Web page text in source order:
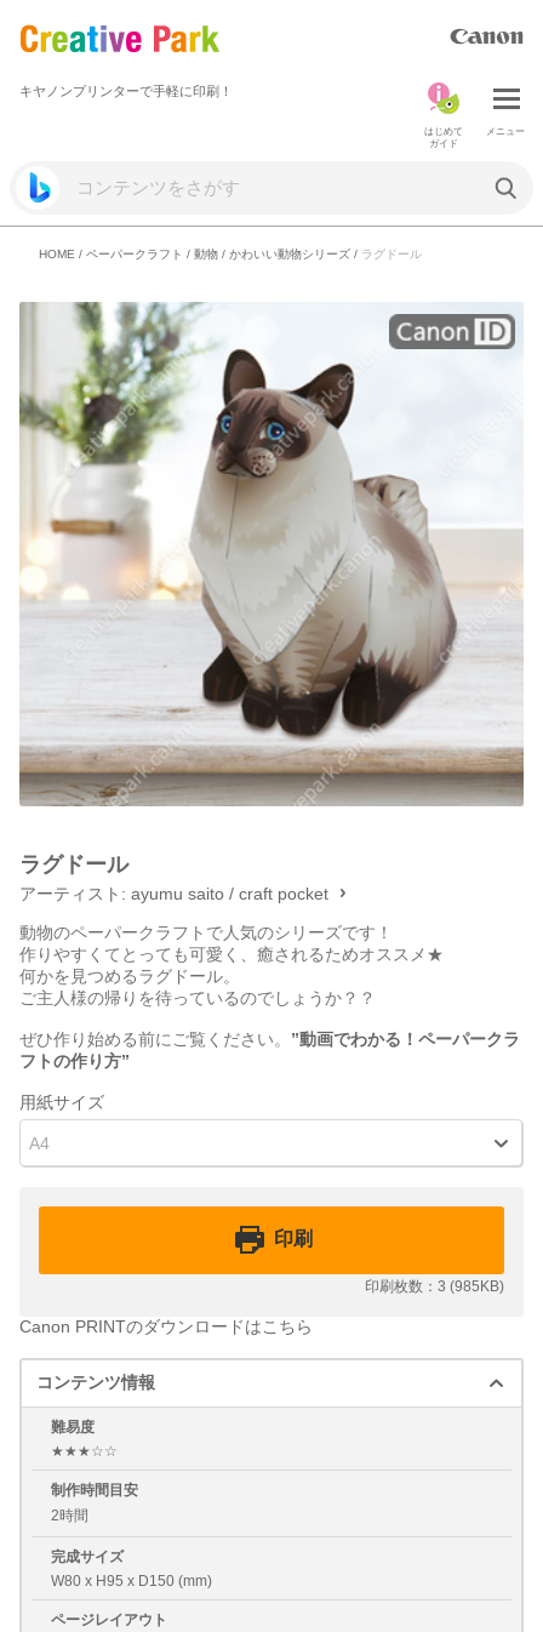
キヤノンプリンターで手軽に印刷！
メニュー
はじめて
ガイド
HOME / ペーパークラフト / 動物 / かわいい動物シリーズ / ラグドール
ラグドール
アーティスト: ayumu saito / craft pocket
動物のペーパークラフトで人気のシリーズです！
作りやすくてとっても可愛く、癒されるためオススメ★
何かを見つめるラグドール。
ご主人様の帰りを待っているのでしょうか？？
ぜひ作り始める前にご覧ください。 ”動画でわかる！ペーパークラ
フトの作り方”
用紙サイズ
A4
印刷
印刷枚数：3 (985KB)
Canon PRINTのダウンロードはこちら
コンテンツ情報
難易度
★★★☆☆
制作時間目安
2時間
完成サイズ
W80 x H95 x D150 (mm)
ページレイアウト